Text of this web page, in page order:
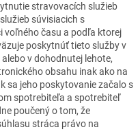
stravovacích služieb
súvisiacich s
voľného času a podľa ktorej
poskytnúť tieto služby v
v dohodnutej lehote,
obsahu inak ako na
sa jeho poskytovanie začalo s
spotrebiteľa a spotrebiteľ
poučený o tom, že
stráca právo na